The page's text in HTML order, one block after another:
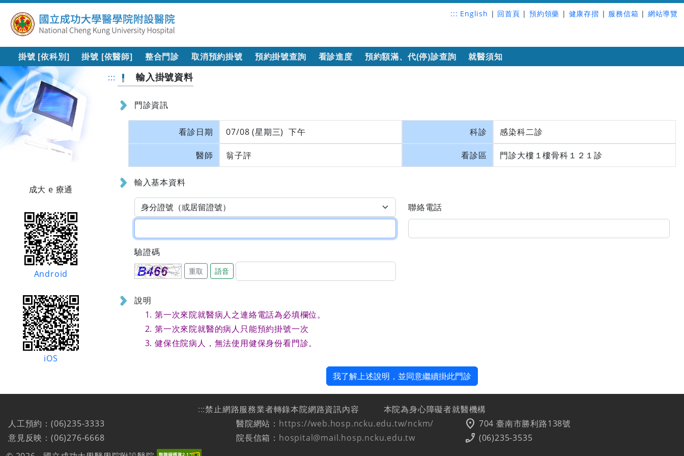
::: English | 回首頁 | 預約領藥 | 健康存摺 | 服務信箱 | 網站導覽
掛號 [依科別] 掛號 [依醫師] 整合門診 取消預約掛號 預約掛號查詢 看診進度 預約額滿、代(停)診查詢 就醫須知
成大 e 療通
Android
iOS
::: 輸入掛號資料
門診資訊
看診日期 07/08 (星期三) 下午 科診 感染科二診
醫師 翁子評 看診區 門診大樓１樓骨科１２１診
輸入基本資料
聯絡電話
驗證碼
重取 語音
說明
第一次來院就醫病人之連絡電話為必填欄位。
第一次來院就醫的病人只能預約掛號一次
健保住院病人，無法使用健保身份看門診。
我了解上述說明，並同意繼續掛此門診
:::禁止網路服務業者轉錄本院網路資訊內容
本院為身心障礙者就醫機構
人工預約：(06)235-3333
意見反映：(06)276-6668
醫院網站： https://web.hosp.ncku.edu.tw/nckm/
院長信箱： hospital@mail.hosp.ncku.edu.tw
location_on 704 臺南市勝利路138號
phone_enabled (06)235-3535